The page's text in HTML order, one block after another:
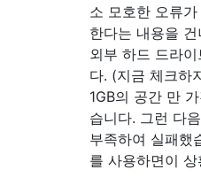
소 모호한 오류
한다는 내용을
외부 하드 드라
다. (지금 체크하
1GB의 공간 만
습니다. 그런 다
부족하여 실패했
를 사용하면이